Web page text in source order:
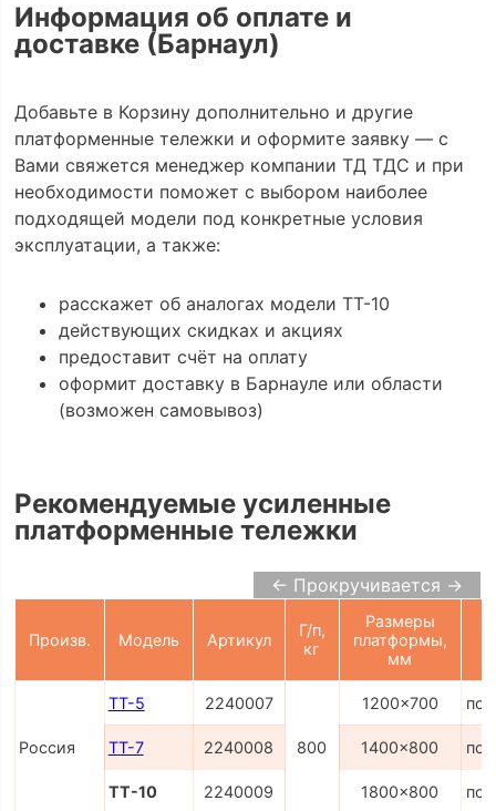
Информация об оплате и
доставке (Барнаул)
Добавьте в Корзину дополнительно и другие
платформенные тележки и оформите заявку — с
Вами свяжется менеджер компании ТД ТДС и при
необходимости поможет с выбором наиболее
подходящей модели под конкретные условия
эксплуатации, а также:
расскажет об аналогах модели ТТ-10
действующих скидках и акциях
предоставит счёт на оплату
оформит доставку в Барнауле или области
(возможен самовывоз)
Рекомендуемые усиленные
платформенные тележки
← Прокручивается →
Произв. Модель Артикул
Г/п,
кг
Размеры
платформы,
мм
Россия
ТТ-5 2240007
800
1200x700 по
ТТ-7 2240008 1400x800 по
ТТ-10 2240009 1800x800 по